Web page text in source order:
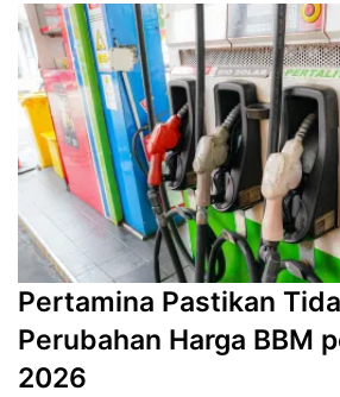
Pertamina Pastikan
Perubahan Harga BBM
2026